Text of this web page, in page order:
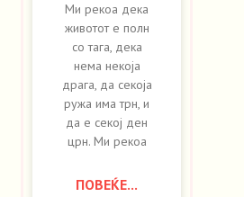
Ми рекоа дека
животот е полн
со тага, дека
нема некоја
драга, да секоја
ружа има трн, и
да е секој ден
црн. Ми рекоа
ПОВЕЌЕ...